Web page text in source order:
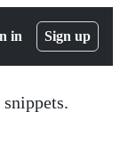
in Sign up